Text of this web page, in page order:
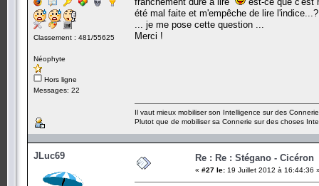
Classement : 481/55625
Néophyte
Hors ligne
Messages: 22
été mal faite et m'empêche de lire
... je me pose cette question ...
Merci !
Il vaut mieux mobiliser son Intelligence sur des
Plutot que de mobiliser sa Connerie sur des choses
JLuc69 Re : Re : Stégano - Cicéron
« #27 le: 19 Juillet 2012 à 16:44:36